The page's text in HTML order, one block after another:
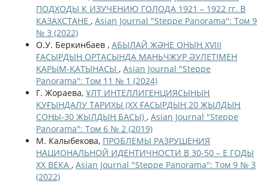
ПОДХОДЫ К ИЗУЧЕНИЮ ГОЛОДА 1921 – 1922 гг. В
КАЗАХСТАНЕ , Asian Journal "Steppe Panorama": Том 9
№ 3 (2022)
О.У. Беркинбаев , АБЫЛАЙ ЖӘНЕ ОНЫҢ XVIII
ҒАСЫРДЫҢ ОРТАСЫНДА МАНЬЧЖУР ӘУЛЕТІМЕН
ҚАРЫМ-ҚАТЫНАСЫ , Asian Journal "Steppe
Panorama": Том 11 № 1 (2024)
Г. Жораева, ҰЛТ ИНТЕЛЛИГЕНЦИЯСЫНЫҢ
ҚУҒЫНДАЛУ ТАРИХЫ (ХХ ҒАСЫРДЫҢ 20 ЖЫЛДЫҢ
СОҢЫ-30 ЖЫЛДЫҢ БАСЫ) , Asian Journal "Steppe
Panorama": Том 6 № 2 (2019)
М. Калыбекова, ПРОБЛЕМЫ РАЗРУШЕНИЯ
НАЦИОНАЛЬНОЙ ИДЕНТИЧНОСТИ В 30-50 – Е ГОДЫ
ХХ ВЕКА , Asian Journal "Steppe Panorama": Том 9 № 3
(2022)